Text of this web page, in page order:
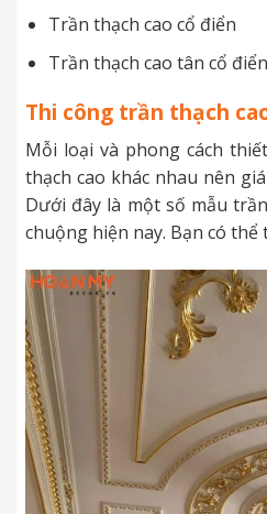
Trần thạch cao cổ điển
Trần thạch cao tân cổ điển
Thi công trần thạch
Mỗi loại và phong cách
thạch cao khác nhau nên
Dưới đây là một số mẫu
chuộng hiện nay. Bạn có thể